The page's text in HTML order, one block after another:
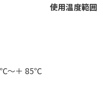
使用温度範囲
～＋ 85℃